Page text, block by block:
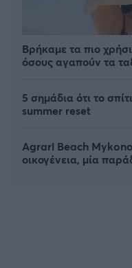
Βρήκαμε τα πιο
όσους αγαπούν τα
5 σημάδια ότι το
summer reset
Agrari Beach
οικογένεια, μία